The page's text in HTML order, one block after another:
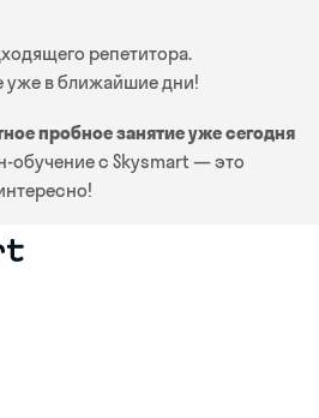
репетитора.
уже в ближайшие дни!
пробное занятие уже сегодня
обучение с Skysmart — это